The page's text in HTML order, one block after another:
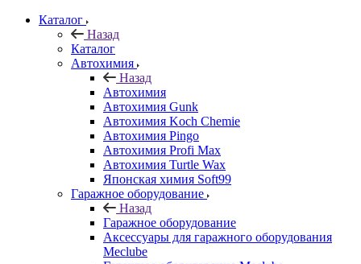
Каталог
Назад
Каталог
Автохимия
Назад
Автохимия
Автохимия Gunk
Автохимия Koch Chemie
Автохимия Pingo
Автохимия Profi Max
Автохимия Turtle Wax
Японская химия Soft99
Гаражное оборудование
Назад
Гаражное оборудование
Аксессуары для гаражного оборудования
Meclube